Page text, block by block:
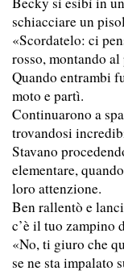
schiacciare un
«Scordatelo: ci
rosso, montando
Quando entrambi
moto e partì.
Continuarono a
trovandosi
Stavano
elementare,
loro attenzione.
Ben rallentò e
c’è il tuo zampino
«No, ti giuro che
se ne sta impalato